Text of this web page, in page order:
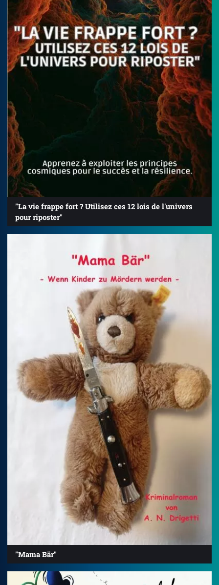
"La vie frappe fort ? Utilisez ces 12 lois de l'univers
pour riposter"
"Mama Bär"